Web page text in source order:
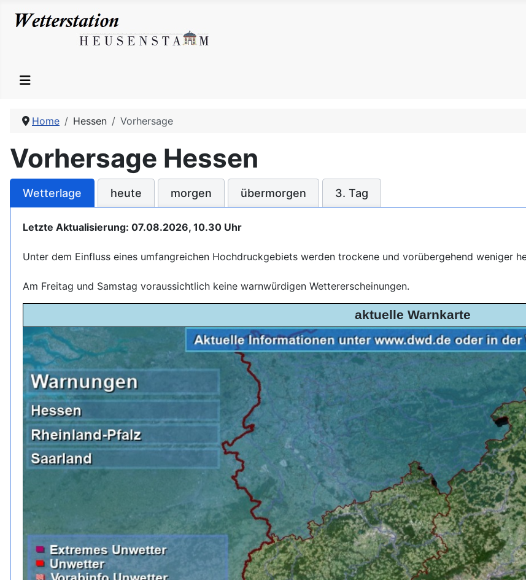
Home Hessen Vorhersage
Vorhersage Hessen
Wetterlage heute morgen übermorgen 3. Tag
Letzte Aktualisierung: 07.08.2026, 10.30 Uhr
Unter dem Einfluss eines umfangreichen Hochdruckgebiets werden trockene und vorübergehend weniger
aktuelle Warnkarte